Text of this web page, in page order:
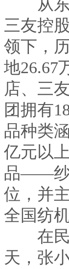
从东
三友控
领下，
地26.67
店、三
团拥有
品种类
亿元以
品——纱
位，并
全国纺
在民
天，张